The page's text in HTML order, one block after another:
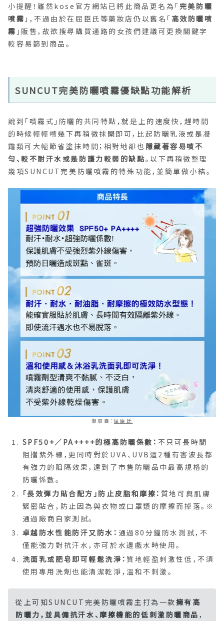
小提醒！雖然kose官方網站已將此商品更名為「完美防曬
噴霧 」，不過由於在屈臣氏等藥妝店仍以舊名「 高效防曬噴
霧 」販售，故欲搜尋購買通路的女孩們建議可更換關鍵字
較容易篩到商品。
SUNCUT完美防曬噴霧優缺點功能解析
說到「噴霧式」防曬的共同特點，就是上的速度快，趕時間
的時候輕輕噴幾下再稍微抹開即可，比起防曬乳液或是凝
霜類可大幅節省塗抹時間；相對地卻也 隱藏著容易噴不
勻、較不耐汗水或是防護力較弱的缺點。以下再稍微整理
幾項SUNCUT完美防曬噴霧的特殊功能，並簡單做小結。
擷取自： 屈臣氏
SPF50+／PA++++的極高防曬係數： 不只可長時間
阻擋紫外線，更同時對於UVA、UVB這2種有害波長都
有強力的阻隔效果，達到了市售防曬品中最高規格的
防曬係數。
「長效彈力貼合配方」防止皮脂和摩擦： 質地可與肌膚
緊密貼合，防止因為與衣物或口罩類的摩擦而掉落。※
通過廠商自家測試。
卓越防水性能防汗又防水： 通過80分鐘防水測試，不
僅能強力對抗汗水，亦可於水邊戲水時使用。
洗面乳或肥皂即可輕鬆洗淨：質地輕盈刺激性低，不須
使用專用洗劑也能清潔乾淨，溫和不刺激。
從上可知SUNCUT完美防曬噴霧主打為一款擁有高
防曬力，並具備抗汗水、摩擦機能的低刺激防曬商品 ，